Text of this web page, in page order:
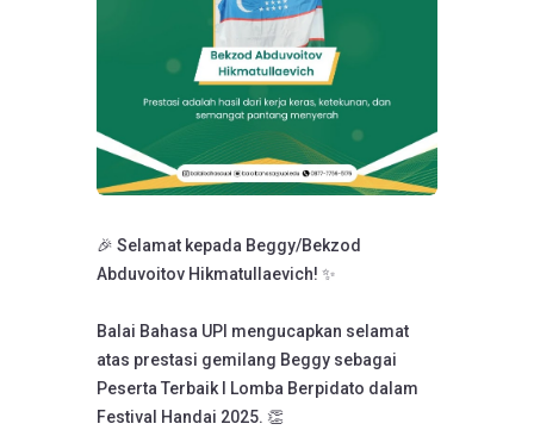
🎉 Selamat kepada Beggy/Bekzod
Abduvoitov Hikmatullaevich! ✨
Balai Bahasa UPI mengucapkan selamat
atas prestasi gemilang Beggy sebagai
Peserta Terbaik I Lomba Berpidato dalam
Festival Handai 2025. 👏